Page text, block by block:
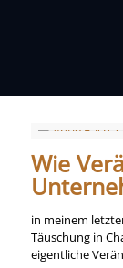
Wie
in meinem
Täuschung in
eigentliche